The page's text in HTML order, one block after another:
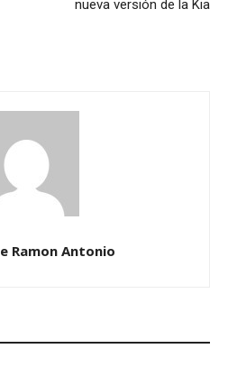
nueva versión de la Kia
Ramon Antonio